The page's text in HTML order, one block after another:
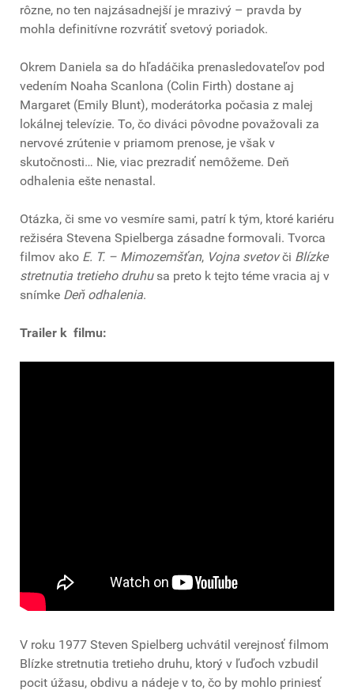
rôzne, no ten najzásadnejší je mrazivý – pravda by
mohla definitívne rozvrátiť svetový poriadok.
Okrem Daniela sa do hľadáčika prenasledovateľov pod
vedením Noaha Scanlona (Colin Firth) dostane aj
Margaret (Emily Blunt), moderátorka počasia z malej
lokálnej televízie. To, čo diváci pôvodne považovali za
nervové zrútenie v priamom prenose, je však v
skutočnosti… Nie, viac prezradiť nemôžeme. Deň
odhalenia ešte nenastal.
Otázka, či sme vo vesmíre sami, patrí k tým, ktoré kariéru
režiséra Stevena Spielberga zásadne formovali. Tvorca
filmov ako E. T. – Mimozemšťan, Vojna svetovči Blízke
stretnutia tretieho druhusa preto k tejto téme vracia aj v
snímke Deň odhalenia.
Trailer k filmu:
V roku 1977 Steven Spielberg uchvátil verejnosť filmom
Blízke stretnutia tretieho druhu, ktorý v ľuďoch vzbudil
pocit úžasu, obdivu a nádeje v to, čo by mohlo priniesť